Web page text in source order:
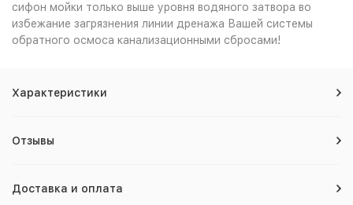
сифон мойки только выше уровня водяного затвора во
избежание загрязнения линии дренажа Вашей системы
обратного осмоса канализационными сбросами!
Характеристики
Отзывы
Доставка и оплата